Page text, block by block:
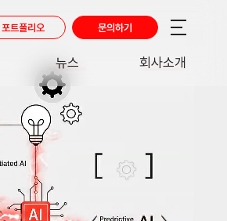
뉴스
NEWS
회사소개
포트폴리오 문의하기